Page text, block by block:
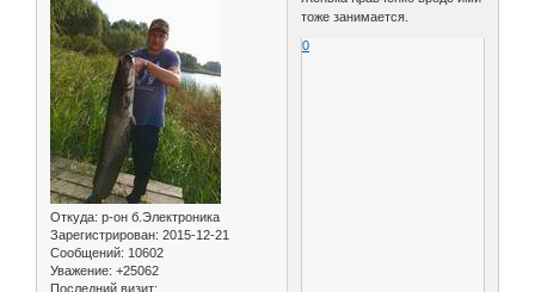
Откуда: р-он б.Электроника
Зарегистрирован: 2015-12-21
Сообщений: 10602
Уважение: +25062
Последний визит:
тоже занимается.
0